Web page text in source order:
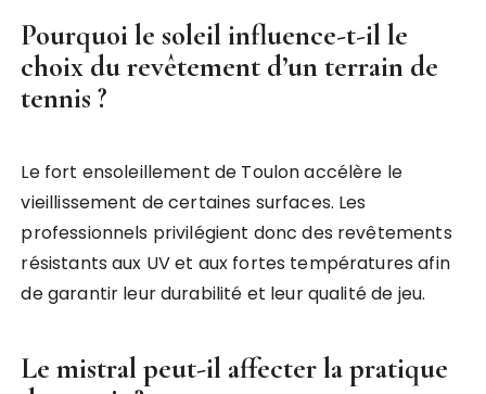
Pourquoi le soleil influence-t-il le
choix du revêtement d’un terrain de
tennis ?
Le fort ensoleillement de Toulon accélère le
vieillissement de certaines surfaces. Les
professionnels privilégient donc des revêtements
résistants aux UV et aux fortes températures afin
de garantir leur durabilité et leur qualité de jeu.
Le mistral peut-il affecter la pratique